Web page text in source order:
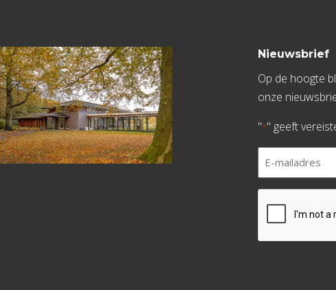
Nieuwsbrief
Op de hoogte
onze
"*" geeft
mailadres
*